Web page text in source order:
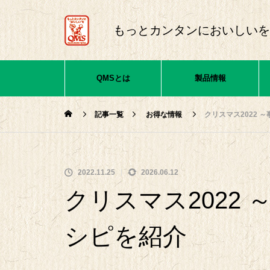
もっとカンタンにおいしい
QMSとは 製品情報
記事一覧 お得な情報 クリスマス2022 ～
2022.11.25 2026.06.12
クリスマス2022
シピを紹介